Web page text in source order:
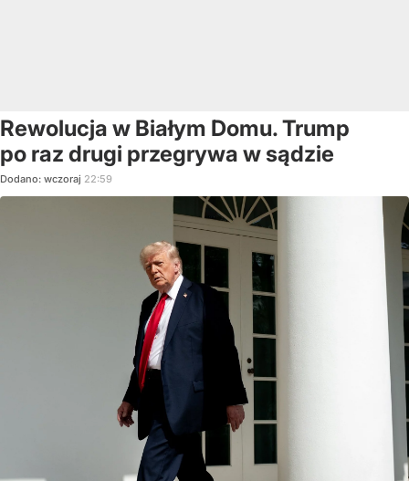
Rewolucja w Białym Domu. Trump
po raz drugi przegrywa w sądzie
Dodano: wczoraj 22:59